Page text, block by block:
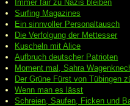
Immer fair zu Nazis bleiben
Surfing Magazines
Ein sinnvoller Personaltausch
Die Verfolgung der Mettesser
Kuscheln mit Alice
Aufbruch deutscher Patrioten
Moment mal, Sahra
Der Grüne Fürst von Tübingen
Wenn man es lässt
Schreien, Saufen, Ficken und